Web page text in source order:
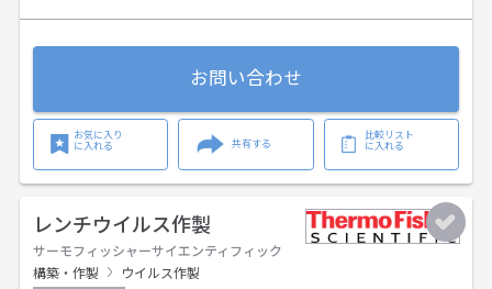
お問い合わせ
お気に入り
に入れる
共有する
比較リスト
に入れる
レンチウイルス作製
サーモフィッシャーサイエンティフィック
構築・作製
ウイルス作製